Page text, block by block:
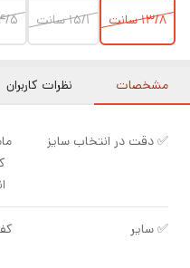
۱۳/۸ سانت ۱۵/۱ سانت ۱۴/۵
مشخصات نظرات کاربران
✅ دقت در انتخاب سایز
✅ سایر